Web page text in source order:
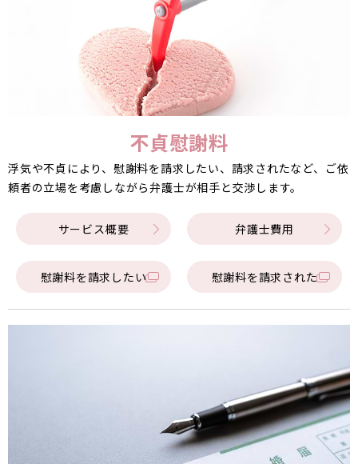
不貞慰謝料
浮気や不貞により、慰謝料を請求したい、請求されたなど、ご依
頼者の立場を考慮しながら弁護士が相手と交渉します。
サービス概要 弁護士費用
慰謝料を請求したい 慰謝料を請求された